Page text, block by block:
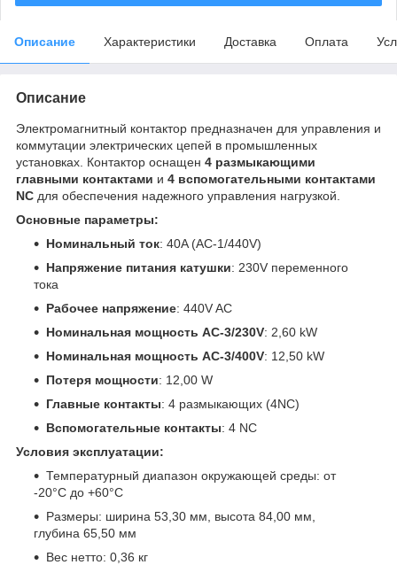
Описание Характеристики Доставка Оплата
Описание
Электромагнитный контактор предназначен для управления и
коммутации электрических цепей в промышленных
установках. Контактор оснащен 4 размыкающими
главными контактами и 4 вспомогательными контактами
NC для обеспечения надежного управления нагрузкой.
Основные параметры:
Номинальный ток: 40A (AC-1/440V)
Напряжение питания катушки: 230V переменного
тока
Рабочее напряжение: 440V AC
Номинальная мощность AC-3/230V: 2,60 kW
Номинальная мощность AC-3/400V: 12,50 kW
Потеря мощности: 12,00 W
Главные контакты: 4 размыкающих (4NC)
Вспомогательные контакты: 4 NC
Условия эксплуатации:
Температурный диапазон окружающей среды: от
-20°C до +60°C
Размеры: ширина 53,30 мм, высота 84,00 мм,
глубина 65,50 мм
Вес нетто: 0,36 кг